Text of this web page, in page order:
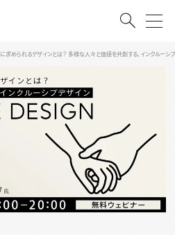
会員登録
求められるデザインとは？ 多様な人々と価値を共創する、インクルーシ